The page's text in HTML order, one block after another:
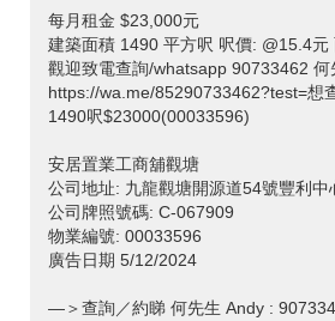
每月租金 $23,000元
建築面積 1490 平方呎 呎價: @15.4元
觀迎致電查詢/whatsapp 90733462 何
https://wa.me/85290733462?test=想
1490呎$23000(00033596)
安居置業工商舖觀塘
公司地址: 九龍觀塘開源道54號豐利中
公司牌照號碼: C-067909
物業編號: 00033596
廣告日期 5/12/2024
—＞查詢／約睇 何先生 Andy :